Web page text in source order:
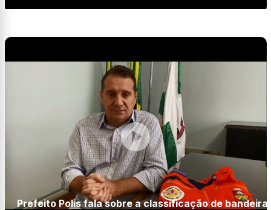
Prefeito Polis fala sobre a classificação de bandeira